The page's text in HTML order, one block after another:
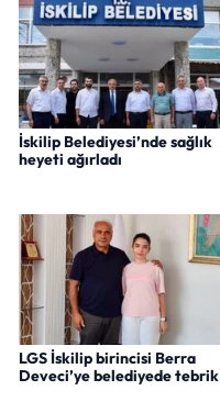
İskilip Belediyesi’nde sağlık
heyeti ağırladı
LGS İskilip birincisi Berra
Deveci’ye belediyede tebrik